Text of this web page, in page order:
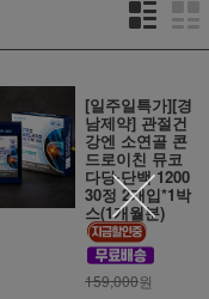
[일주일특가][경
남제약] 관절건
강엔 소연골 콘
드로이친 뮤코
다당∙단백 1200
30정 2개입*1박
스(1개월분)
159,000원